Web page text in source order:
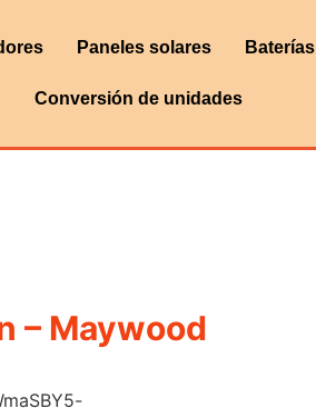
Paneles solares Baterías
Conversión de unidades
– Maywood